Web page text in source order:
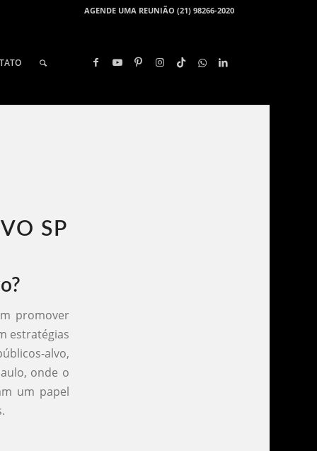
AGENDE UMA REUNIÃO (21) 98266-2020
SP​
promover
estratégias
alvo,
onde o
um papel